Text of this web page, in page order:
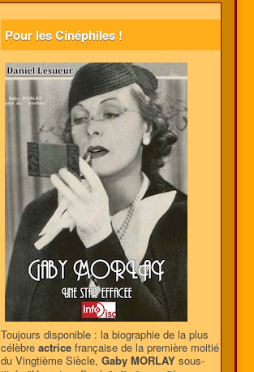
Pour les Cinéphiles !
Toujours disponible : la biographie de la plus
célèbre actricefrançaise de la première moitié
du Vingtième Siècle, Gaby MORLAYsous-